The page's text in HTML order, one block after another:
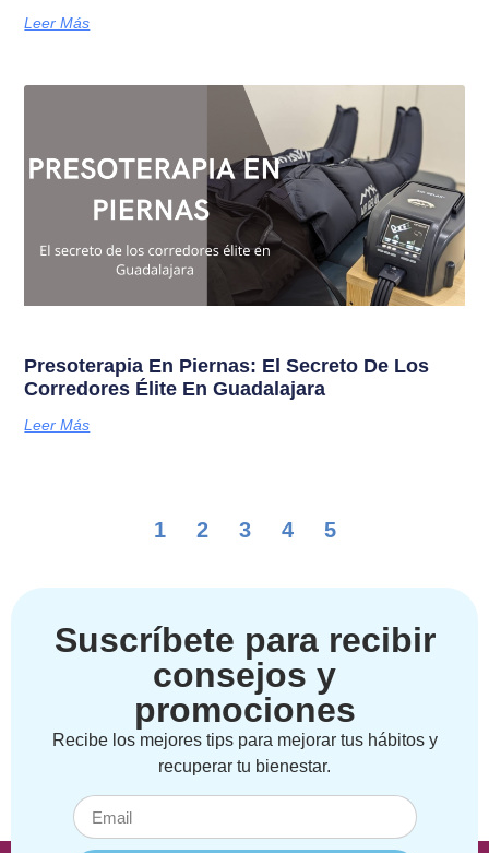
Leer Más
Presoterapia En Piernas: El Secreto De Los
Corredores Élite En Guadalajara
Leer Más
1 2 3 4 5
Suscríbete para recibir
consejos y
promociones
Recibe los mejores tips para mejorar tus hábitos y
recuperar tu bienestar.